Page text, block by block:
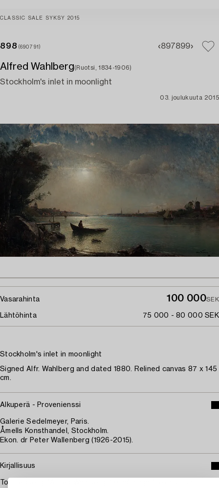
CLASSIC SALE SYKSY 2015
898 (690791) 897899
Alfred Wahlberg(Ruotsi, 1834-1906)
Stockholm's inlet in moonlight
03. joulukuuta 2015
Vasarahinta 100 000SEK
Lähtöhinta 75 000 - 80 000 SEK
Stockholm's inlet in moonlight
Signed Alfr. Wahlberg and dated 1880. Relined canvas 87 x 145
cm.
Alkuperä - Provenienssi
Galerie Sedelmeyer, Paris.
Åmells Konsthandel, Stockholm.
Ekon. dr Peter Wallenberg (1926-2015).
Kirjallisuus
Tor Hedberg, "Alfred Wahlberg. 68 målningar", exhibition